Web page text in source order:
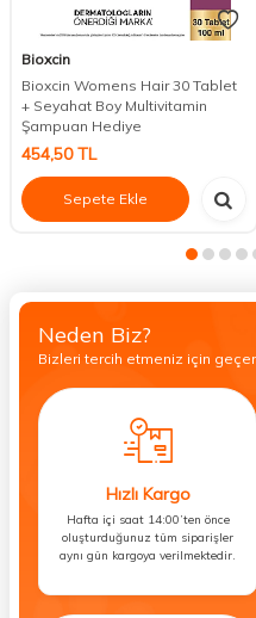
Bioxcin
Bioxcin Womens Hair 30 Tablet
+ Seyahat Boy Multivitamin
Şampuan Hediye
454,50TL
Sepete Ekle
Neden Biz?
Bizleri tercih etmeniz için
Hızlı Kargo
Hafta içi saat 14:00’ten önce
oluşturduğunuz tüm siparişler
aynı gün kargoya verilmektedir.